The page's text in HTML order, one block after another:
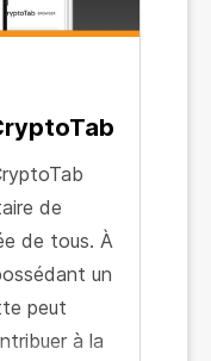
de
de tous. À
un
peut
à la